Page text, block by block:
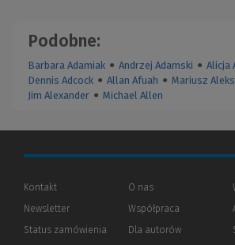
Podobne:
Barbara Adamiak ● Andrzej Adamski ● Alicja
Dennis Adcock ● Allan Afuah ● Mariusz
Jim Alexander ● Michael Allen
Kontakt
Newsletter
Status zamówienia
O nas
Współpraca
Dla autorów(Nowe
(Link